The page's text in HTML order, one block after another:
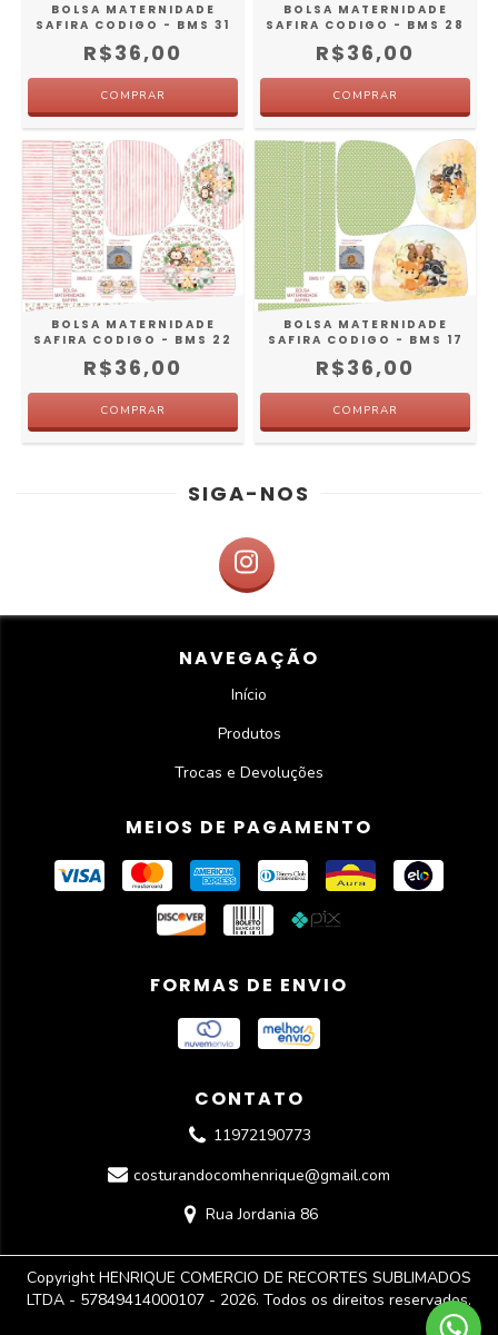
BOLSA MATERNIDADE
SAFIRA CODIGO - BMS 31
R$36,00
BOLSA MATERNIDADE
SAFIRA CODIGO - BMS 28
R$36,00
BOLSA MATERNIDADE
SAFIRA CODIGO - BMS 22
R$36,00
BOLSA MATERNIDADE
SAFIRA CODIGO - BMS 17
R$36,00
SIGA-NOS
NAVEGAÇÃO
Início
Produtos
Trocas e Devoluções
MEIOS DE PAGAMENTO
FORMAS DE ENVIO
CONTATO
11972190773
costurandocomhenrique@gmail.com
Rua Jordania 86
Copyright HENRIQUE COMERCIO DE RECORTES SUBLIMADOS
LTDA - 57849414000107 - 2026. Todos os direitos reservados.